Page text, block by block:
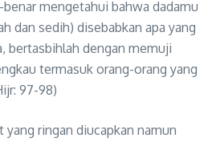
benar mengetahui bahwa dadamu
dan sedih) disebabkan apa yang
bertasbihlah dengan memuji
termasuk orang-orang yang
97-98)
yang ringan diucapkan namun